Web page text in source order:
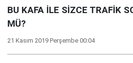
BU KAFA İLE SİZCE TRAFİK
MÜ?
21 Kasım 2019 Perşembe 00:04